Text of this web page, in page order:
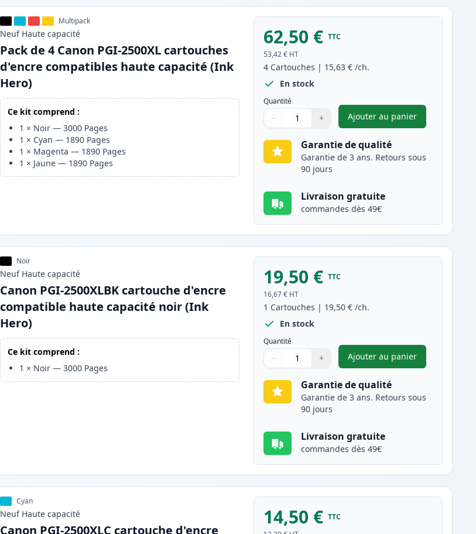
Multipack
Neuf Haute capacité
Pack de 4 Canon PGI-2500XL cartouches
d'encre compatibles haute capacité (Ink
Hero)
Ce kit comprend :
1 × Noir —3000 Pages
1 × Cyan — 1890 Pages
1 × Magenta — 1890 Pages
1 × Jaune — 1890 Pages
62,50 € TTC
53,42 € HT
4 Cartouches | 15,63 € /ch.
En stock
Quantité
Quantité
Utilisez les boutons pour ajuster
− +
Quantité
Ajouter au panier
,Pack de 4 Canon
Garantie de qualité
Garantie de 3 ans. Retours sous
90 jours
Livraison gratuite
commandes dès 49€
Noir
Neuf Haute capacité
Canon PGI-2500XLBK cartouche d'encre
compatible haute capacité noir (Ink
Hero)
Ce kit comprend :
1 × Noir —3000 Pages
19,50 € TTC
16,67 € HT
1 Cartouches | 19,50 € /ch.
En stock
Quantité
Quantité
Utilisez les boutons pour ajuster
− +
Quantité
Ajouter au panier
,Canon PGI-
Garantie de qualité
Garantie de 3 ans. Retours sous
90 jours
Livraison gratuite
commandes dès 49€
Cyan
Neuf Haute capacité
Canon PGI-2500XLC cartouche d'encre
14,50 € TTC